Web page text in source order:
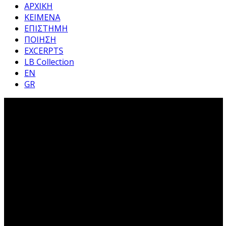
ΑΡΧΙΚΗ
ΚΕΙΜΕΝΑ
ΕΠΙΣΤΗΜΗ
ΠΟΙΗΣΗ
EXCERPTS
LB Collection
EN
GR